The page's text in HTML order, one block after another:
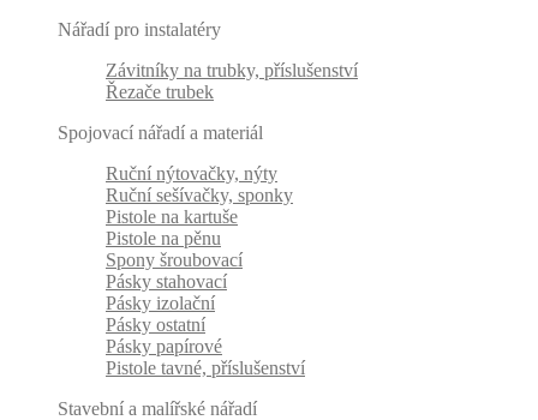
Nářadí pro instalatéry
Závitníky na trubky, příslušenství
Řezače trubek
Spojovací nářadí a materiál
Ruční nýtovačky, nýty
Ruční sešívačky, sponky
Pistole na kartuše
Pistole na pěnu
Spony šroubovací
Pásky stahovací
Pásky izolační
Pásky ostatní
Pásky papírové
Pistole tavné, příslušenství
Stavební a malířské nářadí